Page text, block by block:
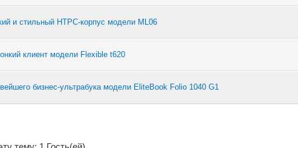
и стильный HTPC-корпус модели ML06
клиент модели Flexible t620
бизнес-ультрабука модели EliteBook Folio 1040 G1